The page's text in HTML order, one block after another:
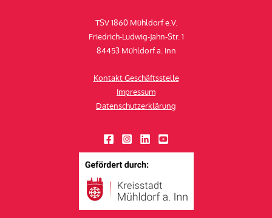
TSV 1860 Mühldorf e.V.
Friedrich-Ludwig-Jahn-Str. 1
84453 Mühldorf a. Inn
Kontakt Geschäftsstelle
Impressum
Datenschutzerklärung